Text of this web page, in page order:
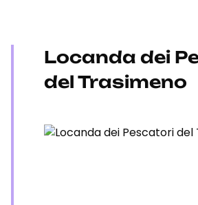
Locanda dei
del Trasimeno